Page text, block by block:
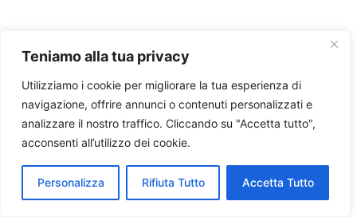
Teniamo alla tua privacy
Utilizziamo i cookie per migliorare la tua esperienza di
navigazione, offrire annunci o contenuti personalizzati e
analizzare il nostro traffico. Cliccando su "Accetta tutto",
acconsenti all’utilizzo dei cookie.
Personalizza Rifiuta Tutto Accetta Tutto